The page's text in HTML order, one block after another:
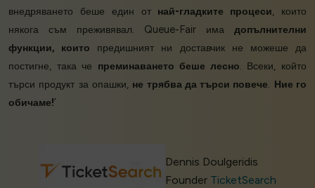
внедряването беше един от най-гладките процеси, които
някога съм преживявал. Queue-Fair има допълнителни
функции, които предишният ни доставчик не можеше да
постигне, така че преминаването беше лесно. Всеки, който
търси продукт за опашки, не трябва да търси повече. Ние го
обичаме!’
Dennis Doulgeridis
Founder TicketSearch